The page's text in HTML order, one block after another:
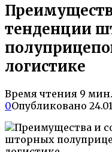
тенденции
логистике
Время чтения 9 мин.
0Опубликовано